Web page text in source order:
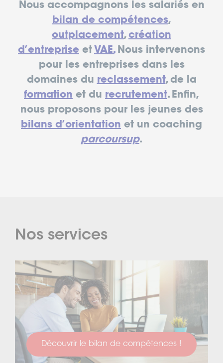
Nous accompagnons les salariés en
bilan de compétences,
outplacement, création
d’entreprise et VAE.Nous intervenons
pour les entreprises dans les
domaines du reclassement, de la
formation et du recrutement. Enfin,
nous proposons pour les jeunes des
bilans d’orientation et un coaching
parcoursup.
Nos services
Découvrir le bilan de compétences !